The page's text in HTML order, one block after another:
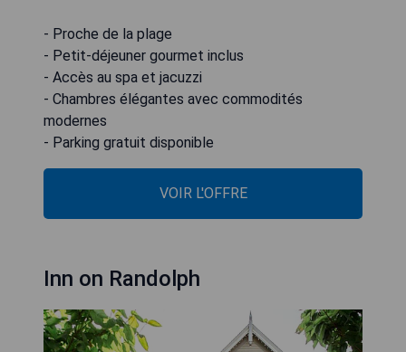
- Proche de la plage
- Petit-déjeuner gourmet inclus
- Accès au spa et jacuzzi
- Chambres élégantes avec commodités
modernes
- Parking gratuit disponible
VOIR L'OFFRE
Inn on Randolph